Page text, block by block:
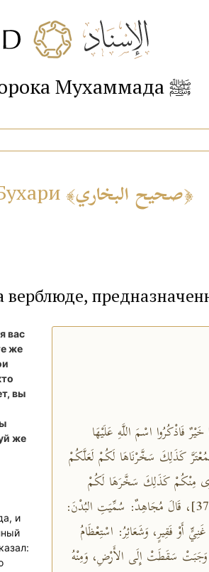
Хадисы пророка Мухаммада ﷺ
صحيح البخاري
верблюде,
вас
же
вы
же
فَاذْكُرُوا اسْمَ اللَّهِ عَلَيْهَا
كَذَلِكَ سَخَّرْنَاهَا لَكُمْ لَعَلَّكُمْ
مِنْكُمْ كَذَلِكَ سَخَّرَهَا لَكُمْ
لِتُكَبِّرُوا اللَّهَ عَلَى مَا هَدَاكُمْ وَبَشِّرِ المُحْسِنِينَ﴾ [الحج: 37]، قَالَ مُجَاهِدٌ: سُمِّيَتِ البُدْنَ:
أَوْ فَقِيرٍ، وَشَعَائِرُ: اسْتِعْظَامُ
وَجَبَتْ سَقَطَتْ إِلَى الأَرْضِ، وَمِنْهُ